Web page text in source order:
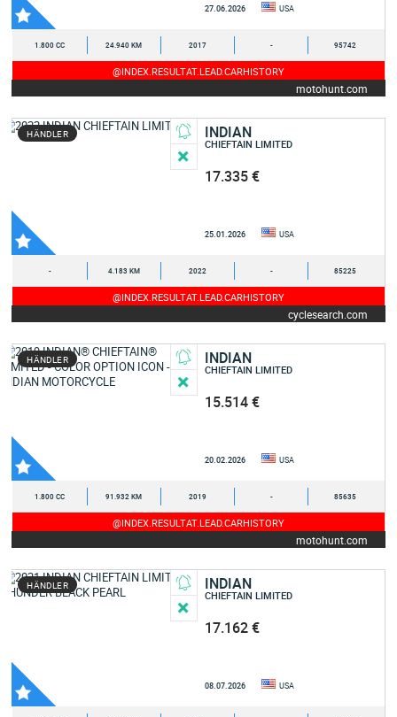
27.06.2026 USA
1.800 CC 24.940 KM 2017 - 95742
@INDEX.RESULTAT.LEAD.CARHISTORY
motohunt.com
HÄNDLER INDIAN
CHIEFTAIN LIMITED
17.335 €
25.01.2026 USA
- 4.183 KM 2022 - 85225
@INDEX.RESULTAT.LEAD.CARHISTORY
cyclesearch.com
HÄNDLER INDIAN
CHIEFTAIN LIMITED
15.514 €
20.02.2026 USA
1.800 CC 91.932 KM 2019 - 85635
@INDEX.RESULTAT.LEAD.CARHISTORY
motohunt.com
HÄNDLER INDIAN
CHIEFTAIN LIMITED
17.162 €
08.07.2026 USA